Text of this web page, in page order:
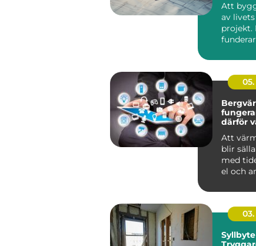
Att
av
projekt.
ritni...
därför
Att
blir
med
el och